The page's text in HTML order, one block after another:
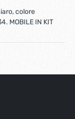
colore
MOBILE IN KIT